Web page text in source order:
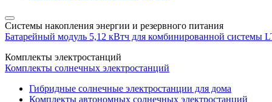
Системы накопления энергии и резервного питания
Батарейный модуль 5,12 кВтч для комбинированной системы
Комплекты электростанций
Комплекты солнечных электростанций
Гибридные солнечные электростанции для дома
Комплекты автономных солнечных электростанций